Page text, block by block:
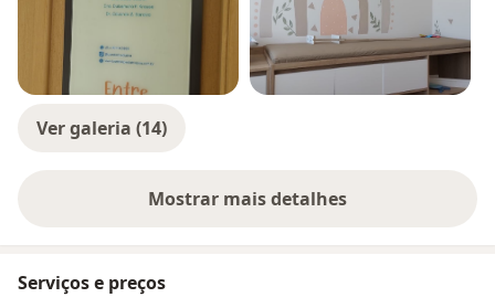
Quanto ao pagamento, emito recibo para reembolso
do convênio e aceito PIX, cartão ou dinheiro.
Será um prazer atendê-los.
Abraço.
Ver galeria (14)
Mostrar mais detalhes
sobre a experiência
Serviços e preços